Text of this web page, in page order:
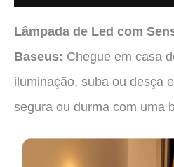
Lâmpada de Led com
Baseus: Chegue em casa
iluminação, suba ou desça
segura ou durma com uma